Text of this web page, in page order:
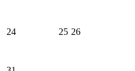
24 25 26